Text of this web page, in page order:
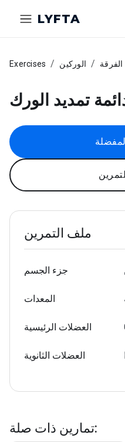
LYFTA
Exercises الوركين الفرقة
تمديد الورك
ملف التمرين
جزء الجسم
المعدات
العضلات الرئيسية
العضلات الثانوية
تمارين ذات صلة: